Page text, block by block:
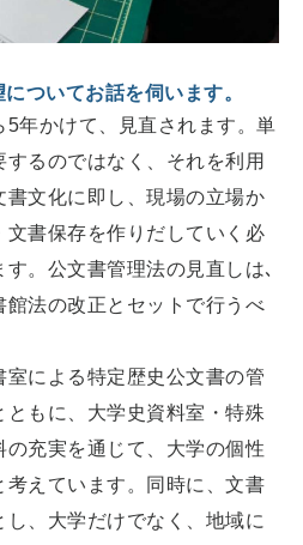
ついてお話を伺います。
年かけて、見直されます。単
るのではなく、それを利用
書文化に即し、現場の立場か
文書保存を作りだしていく必
。公文書管理法の見直しは､
法の改正とセットで行うべ
による特定歴史公文書の管
もに、大学史資料室・特殊
充実を通じて、大学の個性
えています。同時に、文書
、大学だけでなく、地域に